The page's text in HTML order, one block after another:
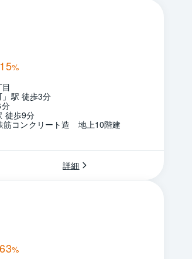
%
駅 徒歩3分
徒歩9分
筋コンクリート造　地上10階建
詳細
%